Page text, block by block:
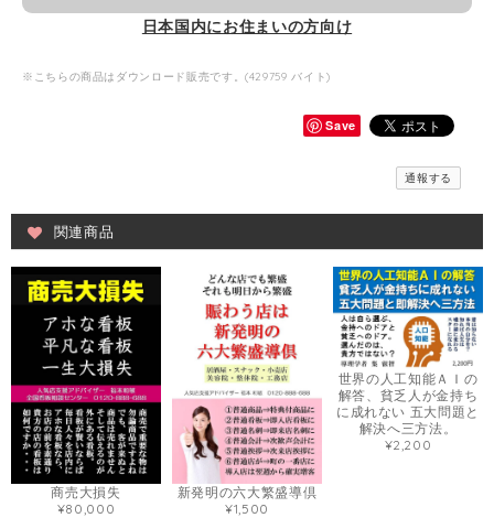
日本国内にお住まいの方向け
※こちらの商品はダウンロード販売です。(429759 バイト)
Save
通報する
関連商品
商売大損失
¥80,000
新発明の六大繁盛導倶
¥1,500
世界の人工知能ＡＩの
解答、貧乏人が金持ち
に成れない 五大問題と
解決へ三方法。
¥2,200